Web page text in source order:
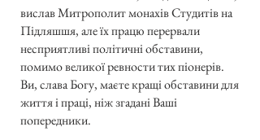
вислав Митрополит монахів Студитів на
Підляшшя, але їх працю перервали
несприятливі політичні обставини,
помимо великої ревности тих піонерів.
Ви, слава Богу, маєте кращі обставини для
життя і праці, ніж згадані Ваші
попередники.